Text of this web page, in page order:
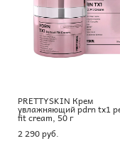
PRETTYSKIN Крем
увлажняющий pdrn tx1
fit cream, 50 г
2 290 pуб.